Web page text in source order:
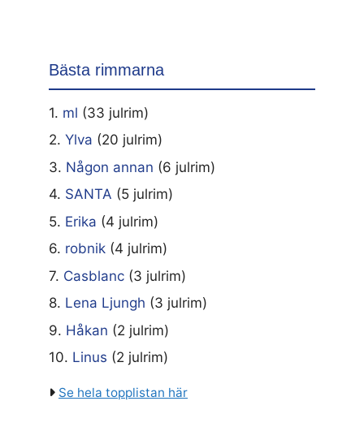
Bästa rimmarna
1. ml (33 julrim)
2. Ylva (20 julrim)
3. Någon annan (6 julrim)
4. SANTA (5 julrim)
5. Erika (4 julrim)
6. robnik (4 julrim)
7. Casblanc (3 julrim)
8. Lena Ljungh (3 julrim)
9. Håkan (2 julrim)
10. Linus (2 julrim)
Se hela topplistan här